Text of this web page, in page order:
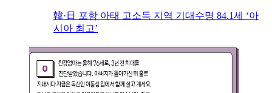
韓·日 포함 아태 고소득 지역 기대수명 84.1세 ‘아
시아 최고’